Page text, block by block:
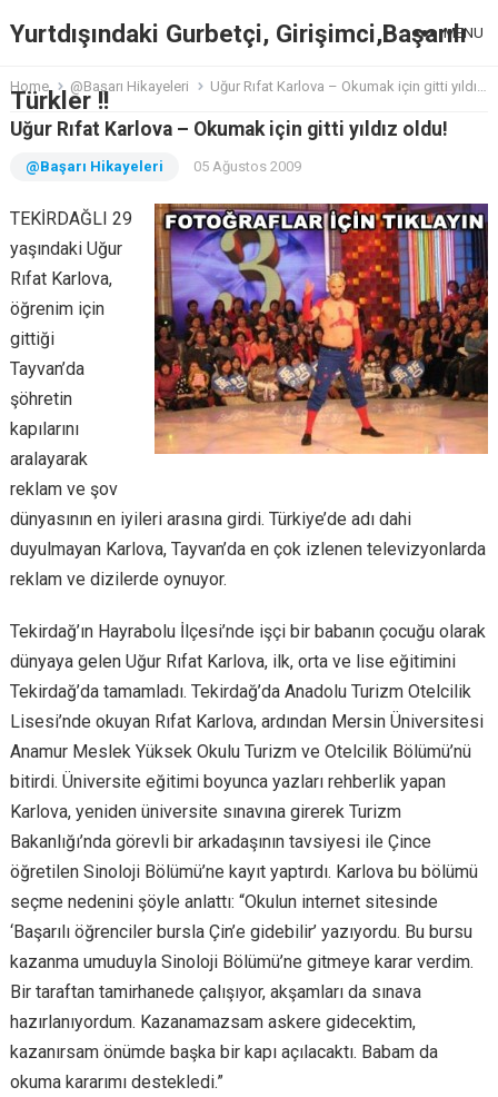
Yurtdışındaki Gurbetçi, Girişimci,Başarılı
Türkler !!
MENU
Home @Başarı Hikayeleri Uğur Rıfat Karlova – Okumak için gitti yıldız oldu!
Uğur Rıfat Karlova – Okumak için gitti yıldız oldu!
@Başarı Hikayeleri 05 Ağustos 2009
TEKİRDAĞLI 29
yaşındaki Uğur
Rıfat Karlova,
öğrenim için
gittiği
Tayvan’da
şöhretin
kapılarını
aralayarak
reklam ve şov
dünyasının en iyileri arasına girdi. Türkiye’de adı dahi
duyulmayan Karlova, Tayvan’da en çok izlenen televizyonlarda
reklam ve dizilerde oynuyor.
Tekirdağ’ın Hayrabolu İlçesi’nde işçi bir babanın çocuğu olarak
dünyaya gelen Uğur Rıfat Karlova, ilk, orta ve lise eğitimini
Tekirdağ’da tamamladı. Tekirdağ’da Anadolu Turizm Otelcilik
Lisesi’nde okuyan Rıfat Karlova, ardından Mersin Üniversitesi
Anamur Meslek Yüksek Okulu Turizm ve Otelcilik Bölümü’nü
bitirdi. Üniversite eğitimi boyunca yazları rehberlik yapan
Karlova, yeniden üniversite sınavına girerek Turizm
Bakanlığı’nda görevli bir arkadaşının tavsiyesi ile Çince
öğretilen Sinoloji Bölümü’ne kayıt yaptırdı. Karlova bu bölümü
seçme nedenini şöyle anlattı: “Okulun internet sitesinde
‘Başarılı öğrenciler bursla Çin’e gidebilir’ yazıyordu. Bu bursu
kazanma umuduyla Sinoloji Bölümü’ne gitmeye karar verdim.
Bir taraftan tamirhanede çalışıyor, akşamları da sınava
hazırlanıyordum. Kazanamazsam askere gidecektim,
kazanırsam önümde başka bir kapı açılacaktı. Babam da
okuma kararımı destekledi.”